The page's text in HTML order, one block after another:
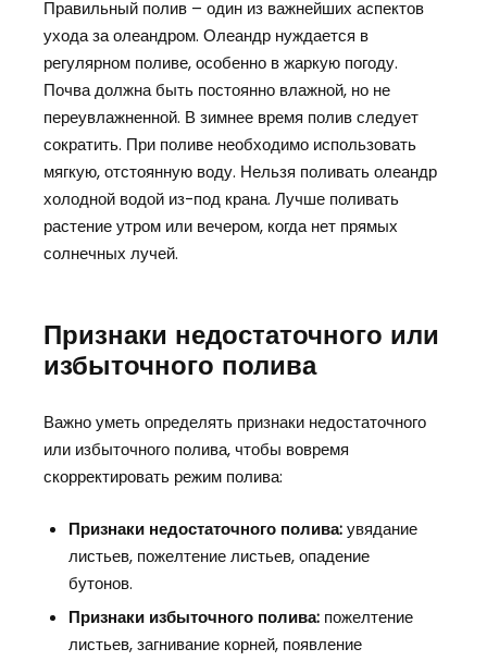
Правильный полив – один из важнейших аспектов
ухода за олеандром. Олеандр нуждается в
регулярном поливе, особенно в жаркую погоду.
Почва должна быть постоянно влажной, но не
переувлажненной. В зимнее время полив следует
сократить. При поливе необходимо использовать
мягкую, отстоянную воду. Нельзя поливать олеандр
холодной водой из-под крана. Лучше поливать
растение утром или вечером, когда нет прямых
солнечных лучей.
Признаки недостаточного или
избыточного полива
Важно уметь определять признаки недостаточного
или избыточного полива, чтобы вовремя
скорректировать режим полива:
Признаки недостаточного полива:увядание
листьев, пожелтение листьев, опадение
бутонов.
Признаки избыточного полива:пожелтение
листьев, загнивание корней, появление